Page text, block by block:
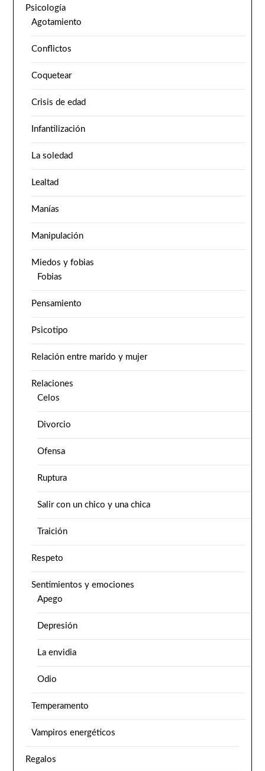
Psicología
Agotamiento
Conflictos
Coquetear
Crisis de edad
Infantilización
La soledad
Lealtad
Manías
Manipulación
Miedos y fobias
Fobias
Pensamiento
Psicotipo
Relación entre marido y mujer
Relaciones
Celos
Divorcio
Ofensa
Ruptura
Salir con un chico y una chica
Traición
Respeto
Sentimientos y emociones
Apego
Depresión
La envidia
Odio
Temperamento
Vampiros energéticos
Regalos